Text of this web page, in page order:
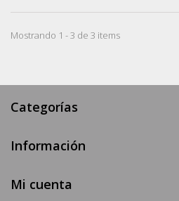
Mostrando 1 - 3 de 3 items
Categorías
Información
Mi cuenta